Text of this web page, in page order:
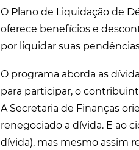
O Plano de Liquidação de
oferece benefícios e
por liquidar suas
O programa aborda as
para participar, o
A Secretaria de Finanças
renegociado a dívida. E ao
dívida), mas mesmo assim